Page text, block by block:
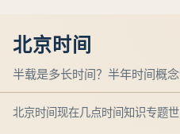
北京时间
半载是多长时间？半年时间概
北京时间现在几点时间知识专题